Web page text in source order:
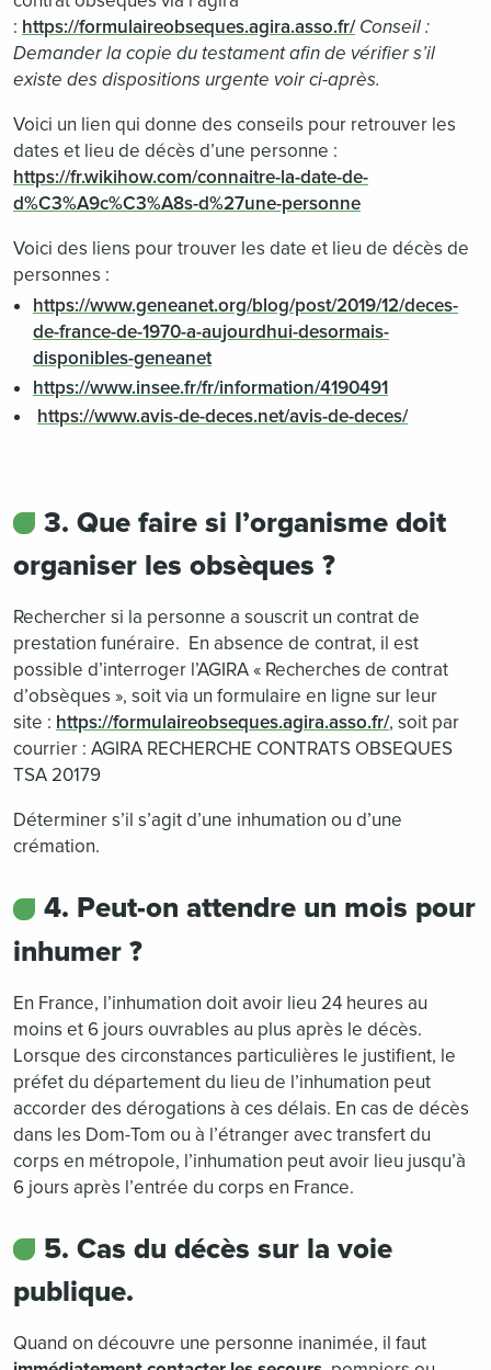
: https://formulaireobseques.agira.asso.fr/ Conseil :
Demander la copie du testament afin de vérifier s’il
existe des dispositions urgente voir ci-après.
Voici un lien qui donne des conseils pour retrouver les
dates et lieu de décès d’une personne :
https://fr.wikihow.com/connaitre-la-date-de-
d%C3%A9c%C3%A8s-d%27une-personne
Voici des liens pour trouver les date et lieu de décès de
personnes :
https://www.geneanet.org/blog/post/2019/12/deces-
de-france-de-1970-a-aujourdhui-desormais-
disponibles-geneanet
https://www.insee.fr/fr/information/4190491
https://www.avis-de-deces.net/avis-de-deces/
3. Que faire si l’organisme doit
organiser les obsèques ?
Rechercher si la personne a souscrit un contrat de
prestation funéraire. En absence de contrat, il est
possible d’interroger l’AGIRA « Recherches de contrat
d’obsèques », soit via un formulaire en ligne sur leur
site : https://formulaireobseques.agira.asso.fr/, soit par
courrier : AGIRA RECHERCHE CONTRATS OBSEQUES
TSA 20179
Déterminer s’il s’agit d’une inhumation ou d’une
crémation.
4. Peut-on attendre un mois pour
inhumer ?
En France, l’inhumation doit avoir lieu 24 heures au
moins et 6 jours ouvrables au plus après le décès.
Lorsque des circonstances particulières le justifient, le
préfet du département du lieu de l’inhumation peut
accorder des dérogations à ces délais. En cas de décès
dans les Dom-Tom ou à l’étranger avec transfert du
corps en métropole, l’inhumation peut avoir lieu jusqu’à
6 jours après l’entrée du corps en France.
5. Cas du décès sur la voie
publique.
Quand on découvre une personne inanimée, il faut